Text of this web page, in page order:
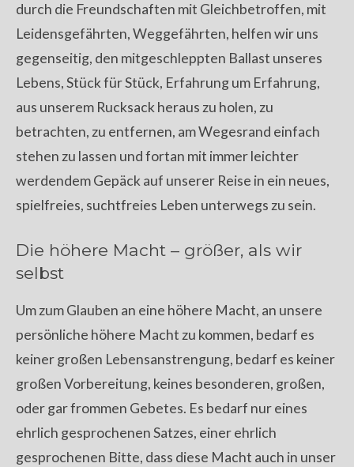
durch die Freundschaften mit Gleichbetroffen, mit
Leidensgefährten, Weggefährten, helfen wir uns
gegenseitig, den mitgeschleppten Ballast unseres
Lebens, Stück für Stück, Erfahrung um Erfahrung,
aus unserem Rucksack heraus zu holen, zu
betrachten, zu entfernen, am Wegesrand einfach
stehen zu lassen und fortan mit immer leichter
werdendem Gepäck auf unserer Reise in ein neues,
spielfreies, suchtfreies Leben unterwegs zu sein.
Die höhere Macht – größer, als wir
selbst
Um zum Glauben an eine höhere Macht, an unsere
persönliche höhere Macht zu kommen, bedarf es
keiner großen Lebensanstrengung, bedarf es keiner
großen Vorbereitung, keines besonderen, großen,
oder gar frommen Gebetes. Es bedarf nur eines
ehrlich gesprochenen Satzes, einer ehrlich
gesprochenen Bitte, dass diese Macht auch in unser